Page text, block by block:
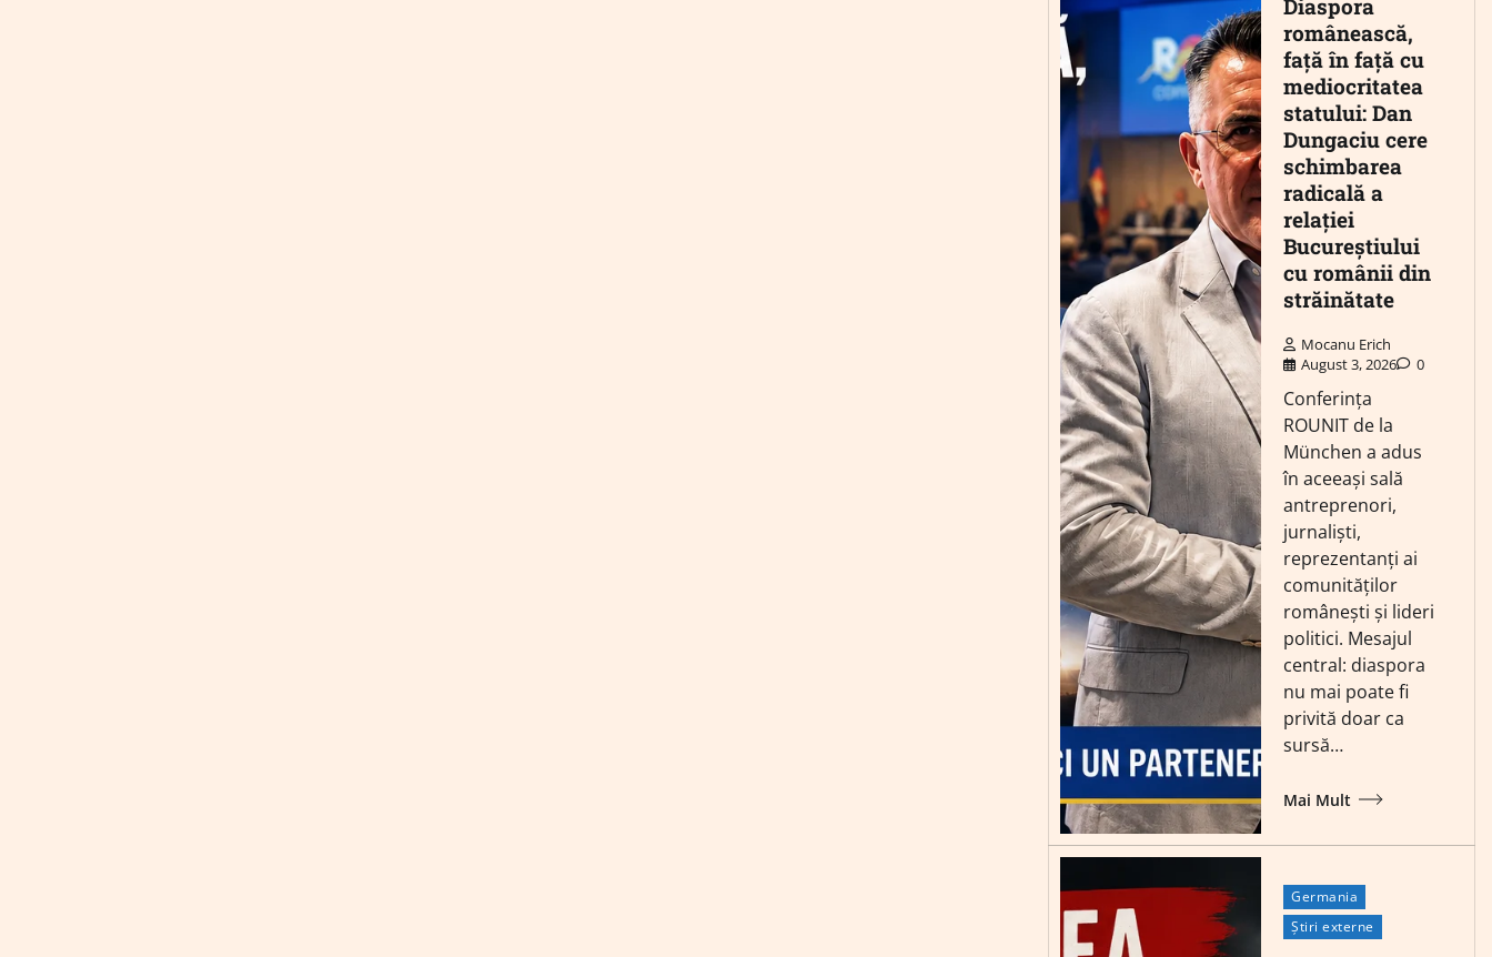
Diaspora
românească,
față în față cu
mediocritatea
statului: Dan
Dungaciu cere
schimbarea
radicală a
relației
Bucureștiului
cu românii din
străinătate
Mocanu Erich
August 3, 2026
0
Conferința
ROUNIT de la
München a adus
în aceeași sală
antreprenori,
jurnaliști,
reprezentanți ai
comunităților
românești și lideri
politici. Mesajul
central: diaspora
nu mai poate fi
privită doar ca
sursă…
Mai Mult
Germania
Știri externe